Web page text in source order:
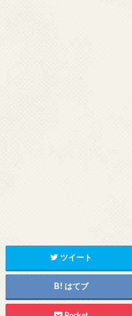
ツイート
はてブ